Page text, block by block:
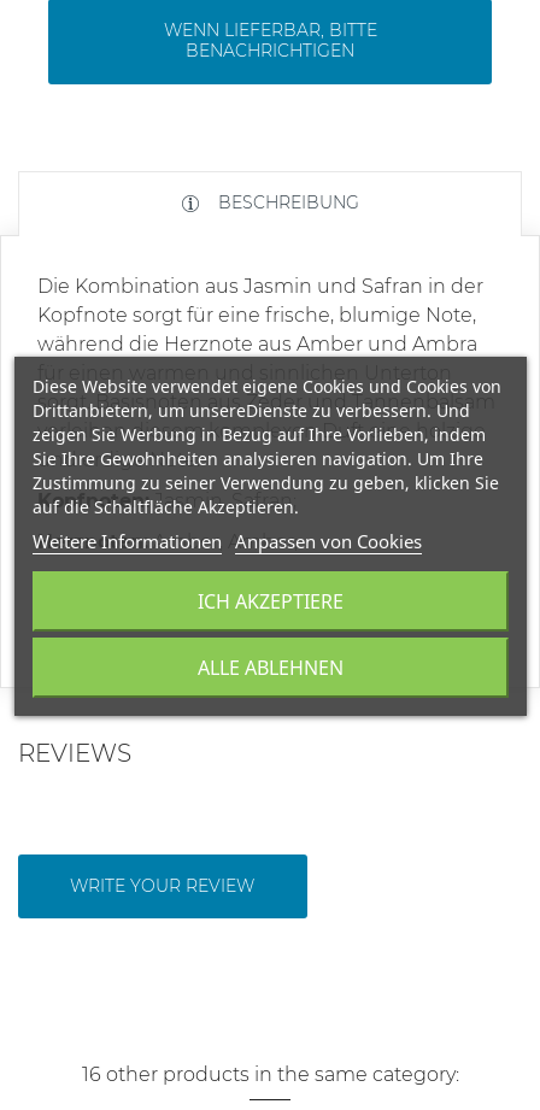
WENN LIEFERBAR, BITTE
BENACHRICHTIGEN
BESCHREIBUNG
Die Kombination aus Jasmin und Safran in der
Kopfnote sorgt für eine frische, blumige Note,
während die Herznote aus Amber und Ambra
sorgt. Basisnoten aus Zeder und Tannenbalsam
verleihen diesem komplexen Duft eine holzige
und erdige Note.
Kopfnoten:Jasmin, Safran;
Herznoten:Amber, Amber;
REVIEWS
WRITE YOUR REVIEW
16 other products in the same category:
Diese Website verwendet eigene Cookies und Cookies von
Drittanbietern, um unsereDienste zu verbessern. Und
zeigen Sie Werbung in Bezug auf Ihre Vorlieben, indem
Sie Ihre Gewohnheiten analysieren navigation. Um Ihre
Zustimmung zu seiner Verwendung zu geben, klicken Sie
auf die Schaltfläche Akzeptieren.
Weitere Informationen Anpassen von Cookies
ALLE ABLEHNEN
ICH AKZEPTIERE